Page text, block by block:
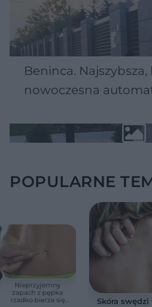
Beninca.
nowoczesna
POPULARNE
Nieprzyjemny
zapach z pępka
rzadko bierze się
Skóra